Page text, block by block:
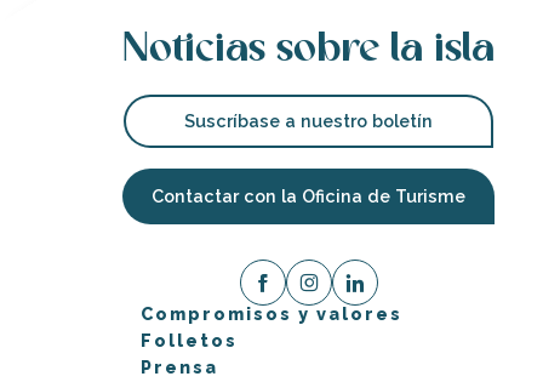
Noticias sobre la isla
Suscríbase a nuestro boletín
Contactar con la Oficina de Turisme
Compromisos y valores
Folletos
Prensa